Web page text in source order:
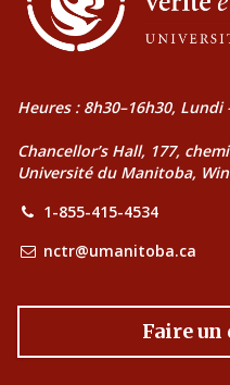
Heures : 8h30–16h30, Lundi
Chancellor’s Hall, 177,
Université du Manitoba,
1-855-415-4534
nctr@umanitoba.ca
Faire un